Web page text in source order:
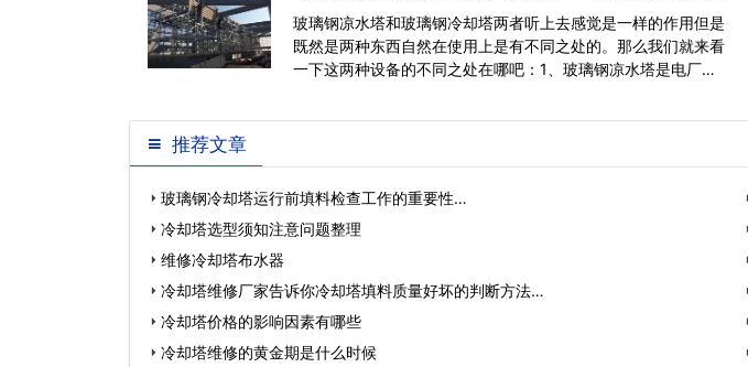
玻璃钢凉水塔和玻璃钢冷却塔两者听上去感觉是一样的作用但是
既然是两种东西自然在使用上是有不同之处的。那么我们就来看
一下这两种设备的不同之处在哪吧：1、玻璃钢凉水塔是电厂凉
推荐文章
玻璃钢冷却塔运行前填料检查工作的重要性…
冷却塔选型须知注意问题整理
维修冷却塔布水器
冷却塔维修厂家告诉你冷却塔填料质量好坏的判断方法…
冷却塔价格的影响因素有哪些
冷却塔维修的黄金期是什么时候